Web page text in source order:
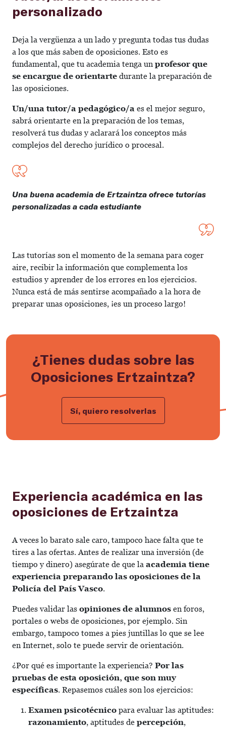
personalizado
Deja la vergüenza a un lado y pregunta todas tus dudas
a los que más saben de oposiciones. Esto es
fundamental, que tu academia tenga un profesor que
se encargue de orientarte durante la preparación de
las oposiciones.
Un/una tutor/a pedagógico/a es el mejor seguro,
sabrá orientarte en la preparación de los temas,
resolverá tus dudas y aclarará los conceptos más
complejos del derecho jurídico o procesal.
Una buena academia de Ertzaintza ofrece tutorías
personalizadas a cada estudiante
Las tutorías son el momento de la semana para coger
aire, recibir la información que complementa los
estudios y aprender de los errores en los ejercicios.
Nunca está de más sentirse acompañado a la hora de
preparar unas oposiciones, ¡es un proceso largo!
¿Tienes dudas sobre las
Oposiciones Ertzaintza?
Sí, quiero resolverlas
Experiencia académica en las
oposiciones de Ertzaintza
A veces lo barato sale caro, tampoco hace falta que te
tires a las ofertas. Antes de realizar una inversión (de
tiempo y dinero) asegúrate de que la academia tiene
experiencia preparando las oposiciones de la
Policía del País Vasco.
Puedes validar las opiniones de alumnos en foros,
portales o webs de oposiciones, por ejemplo. Sin
embargo, tampoco tomes a pies juntillas lo que se lee
en Internet, solo te puede servir de orientación.
¿Por qué es importante la experiencia? Por las
pruebas de esta oposición, que son muy
específicas. Repasemos cuáles son los ejercicios:
Examen psicotécnico para evaluar las aptitudes:
razonamiento, aptitudes de percepción,